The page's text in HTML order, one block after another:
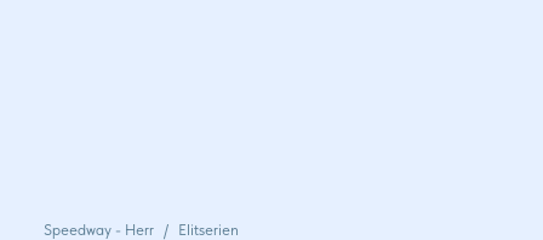
Speedway - Herr / Elitserien